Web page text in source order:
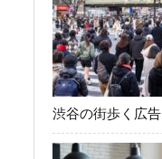
渋谷の街歩く広告